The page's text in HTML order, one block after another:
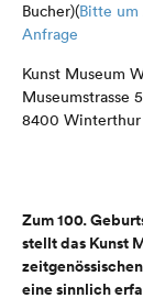
Bucher)(Bitte um
Anfrage
Kunst Museum
Museumstrasse
8400 Winterthur
Zum 100.
stellt das Kunst
eine sinnlich